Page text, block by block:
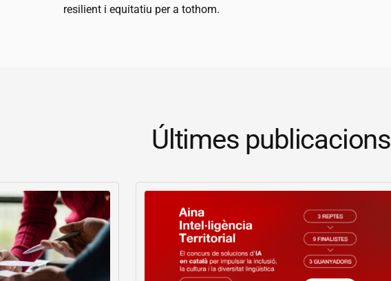
resilient i equitatiu per a tothom.
Últimes publicacions